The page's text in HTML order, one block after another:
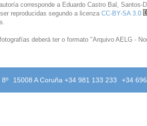
corresponde a Eduardo Castro Bal,
reproducidas segundo a licenza CC-BY-SA 3.0
deberá ter o formato "Arquivo AELG -
15008 A Coruña +34 981 133 233 +34